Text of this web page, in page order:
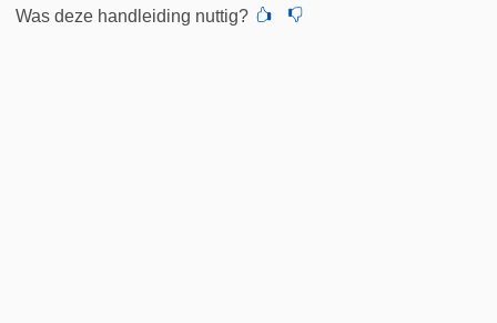
Was deze handleiding nuttig?